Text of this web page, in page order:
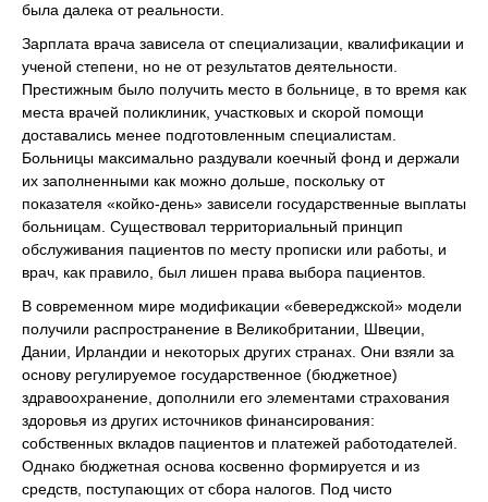
была далека от реальности.
Зарплата врача зависела от специализации, квалификации и
ученой степени, но не от результатов деятельности.
Престижным было получить место в больнице, в то время как
места врачей поликлиник, участковых и скорой помощи
доставались менее подготовленным специалистам.
Больницы максимально раздували коечный фонд и держали
их заполненными как можно дольше, поскольку от
показателя «койко-день» зависели государственные выплаты
больницам. Существовал территориальный принцип
обслуживания пациентов по месту прописки или работы, и
врач, как правило, был лишен права выбора пациентов.
В современном мире модификации «бевереджской» модели
получили распространение в Великобритании, Швеции,
Дании, Ирландии и некоторых других странах. Они взяли за
основу регулируемое государственное (бюджетное)
здравоохранение, дополнили его элементами страхования
здоровья из других источников финансирования:
собственных вкладов пациентов и платежей работодателей.
Однако бюджетная основа косвенно формируется и из
средств, поступающих от сбора налогов. Под чисто